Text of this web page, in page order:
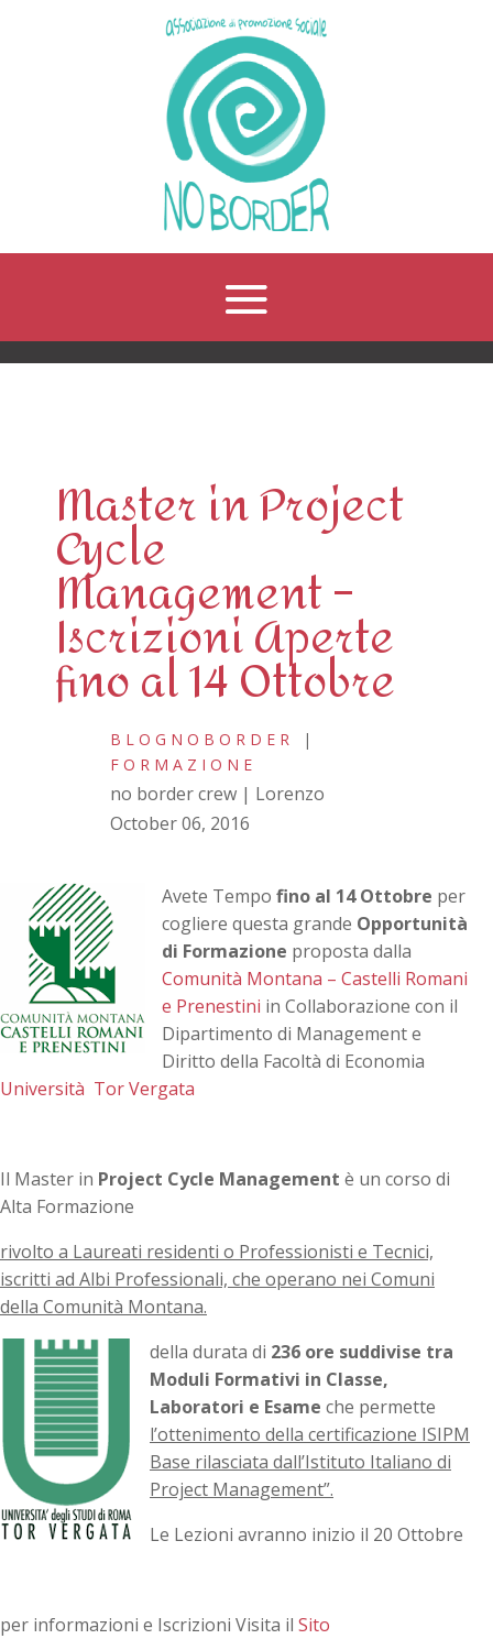
Master in Project
Cycle
Management –
Iscrizioni Aperte
fino al 14 Ottobre
BLOGNOBORDER
|
FORMAZIONE
no border crew | Lorenzo
October 06, 2016
Avete Tempo fino al 14 Ottobre per
cogliere questa grande Opportunità
di Formazione proposta dalla
Comunità Montana – Castelli Romani
e Prenestini in Collaborazione con il
Dipartimento di Management e
Diritto della Facoltà di Economia
Università Tor Vergata
Il Master in Project Cycle Management è un corso di
Alta Formazione
rivolto a Laureati residenti o Professionisti e Tecnici,
iscritti ad Albi Professionali, che operano nei Comuni
della Comunità Montana.
della durata di 236 ore suddivise tra
Moduli Formativi in Classe,
Laboratori e Esame che permette
l’ottenimento della certificazione ISIPM
Base rilasciata dall’Istituto Italiano di
Project Management”.
Le Lezioni avranno inizio il 20 Ottobre
per informazioni e Iscrizioni Visita il Sito